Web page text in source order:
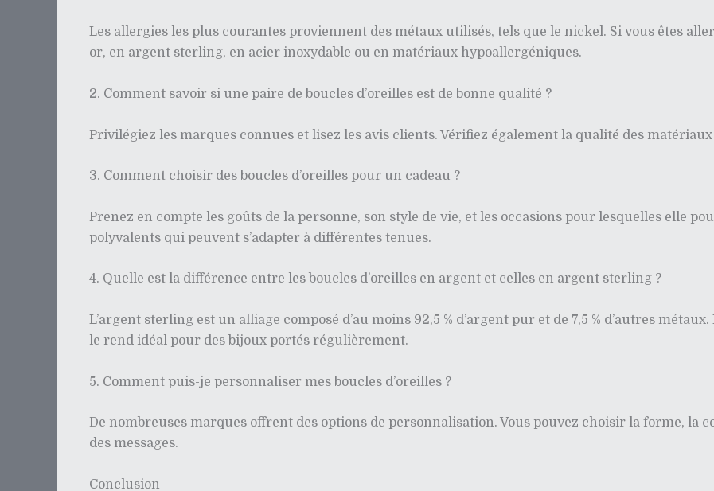
Les allergies les plus courantes proviennent des métaux utilisés, tels que le nickel. Si vous êtes
or, en argent sterling, en acier inoxydable ou en matériaux hypoallergéniques.
2. Comment savoir si une paire de boucles d’oreilles est de bonne qualité ?
Privilégiez les marques connues et lisez les avis clients. Vérifiez également la qualité des
3. Comment choisir des boucles d’oreilles pour un cadeau ?
Prenez en compte les goûts de la personne, son style de vie, et les occasions pour lesquelles elle
polyvalents qui peuvent s’adapter à différentes tenues.
4. Quelle est la différence entre les boucles d’oreilles en argent et celles en argent sterling ?
L’argent sterling est un alliage composé d’au moins 92,5 % d’argent pur et de 7,5 % d’autres
le rend idéal pour des bijoux portés régulièrement.
5. Comment puis-je personnaliser mes boucles d’oreilles ?
De nombreuses marques offrent des options de personnalisation. Vous pouvez choisir la forme, la
des messages.
Conclusion